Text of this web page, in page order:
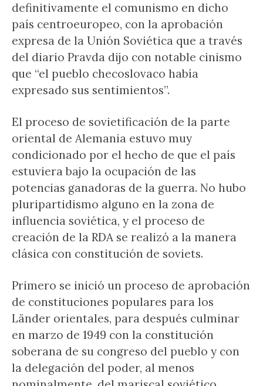
definitivamente el comunismo en dicho
país centroeuropeo, con la aprobación
expresa de la Unión Soviética que a través
del diario Pravda dijo con notable cinismo
que “el pueblo checoslovaco había
expresado sus sentimientos”.
El proceso de sovietificación de la parte
oriental de Alemania estuvo muy
condicionado por el hecho de que el país
estuviera bajo la ocupación de las
potencias ganadoras de la guerra. No hubo
pluripartidismo alguno en la zona de
influencia soviética, y el proceso de
creación de la RDA se realizó a la manera
clásica con constitución de soviets.
Primero se inició un proceso de aprobación
de constituciones populares para los
Länder orientales, para después culminar
en marzo de 1949 con la constitución
soberana de su congreso del pueblo y con
la delegación del poder, al menos